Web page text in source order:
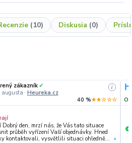
10 Diskusia 0
zákazník✓
augusta · Heureka.cz
i
40 %★★☆☆☆
vyřízení Vaší objednávky. Hned
kontaktovali, vysvětlili situaci ohledně
»
+